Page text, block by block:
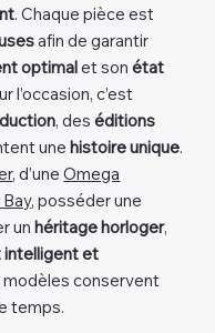
. Chaque pièce est
afin de garantir
optimalet sonétat
l’occasion, c’est
, deséditions
unehistoire unique.
, d’uneOmega
, posséder une
unhéritage horloger,
et
modèles conservent
temps.